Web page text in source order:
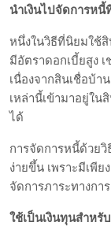
นำเงินไปจัดการหนี้
หนึ่งในวิธีที่นิยมใช้
มีอัตราดอกเบี้ยสูง
เนื่องจากสินเชื่อบ้า
เหล่านี้เข้ามาอยู่ใน
ได้
การจัดการหนี้ด้วยวิ
ง่ายขึ้น เพราะมีเพี
จัดการภาระทางการ
ใช้เป็นเงินทุนสำหรั